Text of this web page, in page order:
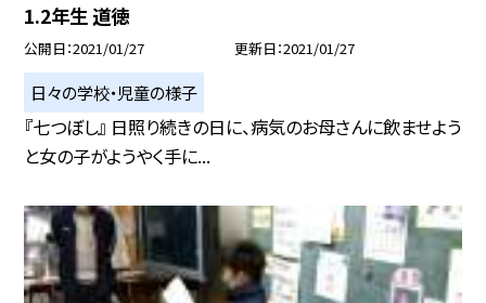
1.2年生 道徳
公開日 2021/01/27 更新日 2021/01/27
日々の学校・児童の様子
『七つぼし』 日照り続きの日に、病気のお母さんに飲ませよう
と女の子がようやく手に...